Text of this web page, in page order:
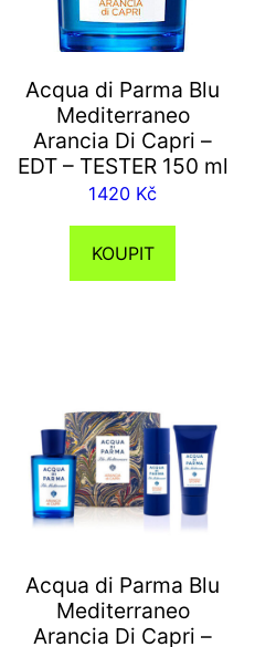
Acqua di Parma Blu
Mediterraneo
Arancia Di Capri –
EDT – TESTER 150 ml
1420 Kč
KOUPIT
Acqua di Parma Blu
Mediterraneo
Arancia Di Capri –